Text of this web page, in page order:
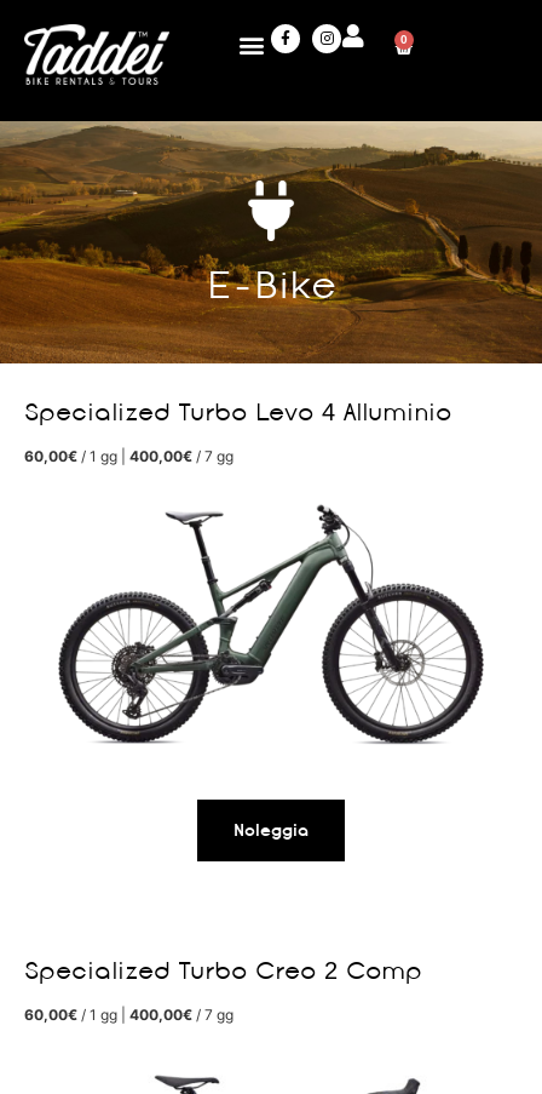
0
E-Bike
Specialized Turbo Levo 4 Alluminio
60,00€ / 1 gg | 400,00€ / 7 gg
Noleggia
Specialized Turbo Creo 2 Comp
60,00€ / 1 gg | 400,00€ / 7 gg